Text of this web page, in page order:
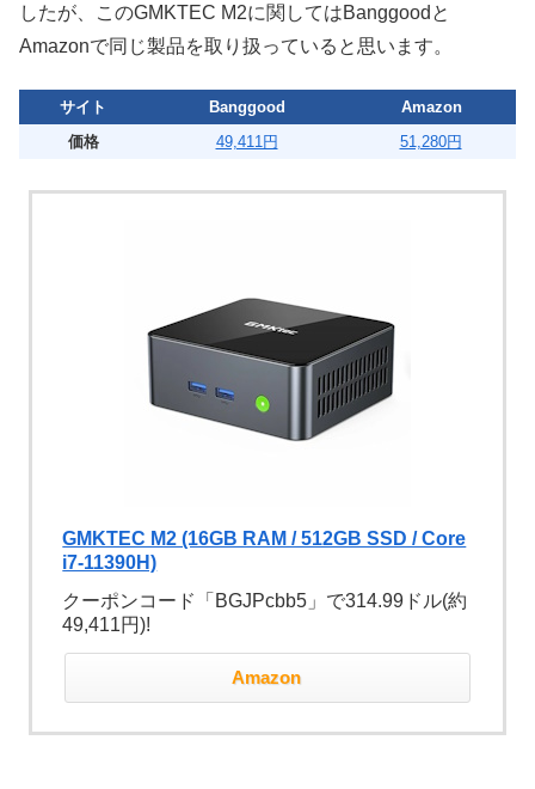
したが、このGMKTEC M2に関してはBanggoodと
Amazonで同じ製品を取り扱っていると思います。
サイト Banggood
Amazon
価格
49,411円 51,280円
GMKTEC M2 (16GB RAM / 512GB SSD / Core
i7-11390H)
クーポンコード「BGJPcbb5」で314.99ドル(約
49,411円)!
Amazon